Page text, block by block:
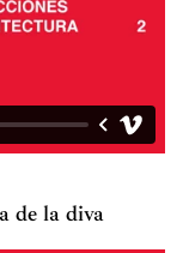
de la diva